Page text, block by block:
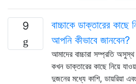
9
বাচ্চাকে ডাক্তারের
আপনি কীভাবে জানবেন?
আমাদের বাচ্চারা সম্প্রতি
কখন ডাক্তারের কাছে নিয়ে
দুজনের মধ্যে কাশি, ডায়রিয়া